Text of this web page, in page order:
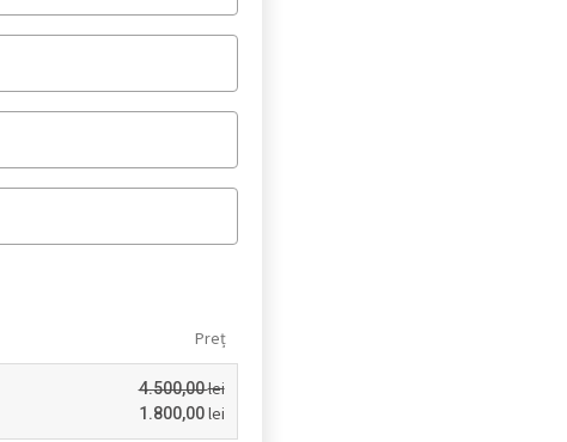
Preț
4.500,00lei
1.800,00lei